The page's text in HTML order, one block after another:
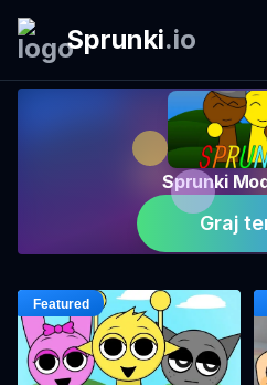
Sprunki.io
Sprunki
Graj